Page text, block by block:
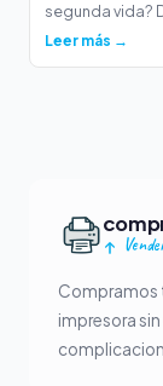
segunda vida?
Leer más →
Compramos
impresora